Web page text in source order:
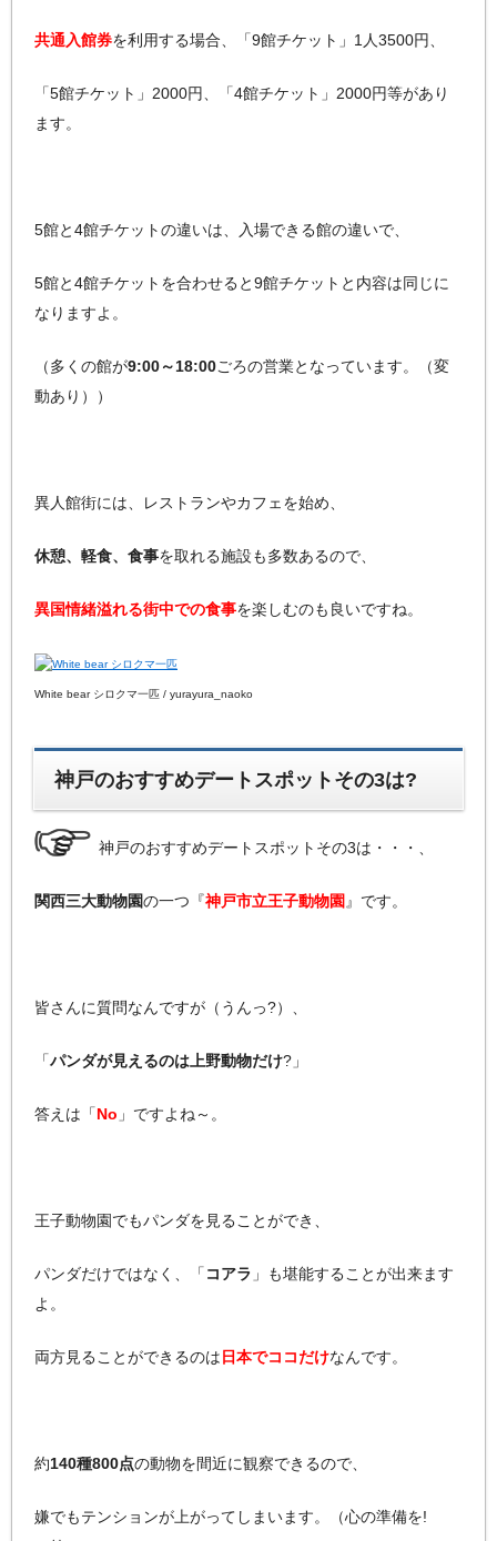
共通入館券を利用する場合、「9館チケット」1人3500円、
「5館チケット」2000円、「4館チケット」2000円等があり
ます。
5館と4館チケットの違いは、入場できる館の違いで、
5館と4館チケットを合わせると9館チケットと内容は同じに
なりますよ。
（多くの館が9:00～18:00ごろの営業となっています。（変
動あり））
異人館街には、レストランやカフェを始め、
休憩、軽食、食事を取れる施設も多数あるので、
異国情緒溢れる街中での食事を楽しむのも良いですね。
White bear シロクマ一匹 / yurayura_naoko
神戸のおすすめデートスポットその3は?
神戸のおすすめデートスポットその3は・・・、
関西三大動物園の一つ『神戸市立王子動物園 』です。
皆さんに質問なんですが（うんっ?）、
「パンダが見えるのは上野動物だけ?」
答えは「No 」ですよね～。
王子動物園でもパンダを見ることができ、
パンダだけではなく、「 コアラ 」も堪能することが出来ます
よ。
両方見ることができるのは 日本でココだけなんです。
約140種800点の動物を間近に観察できるので、
嫌でもテンションが上がってしまいます。（心の準備を!